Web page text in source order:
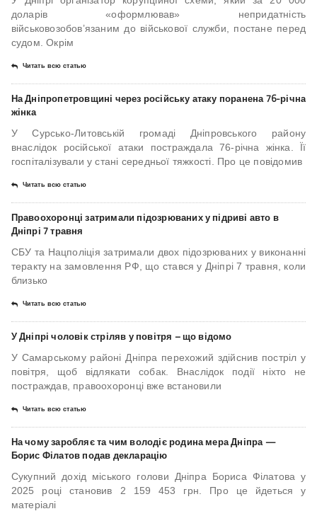
доларів «оформлював» непридатність
військовозобов’язаним до військової служби, постане перед
судом. Окрім
Читать всю статью
На Дніпропетровщині через російську атаку поранена 76-річна
жінка
У Сурсько-Литовській громаді Дніпровського району
внаслідок російської атаки постраждала 76-річна жінка. Її
госпіталізували у стані середньої тяжкості. Про це повідомив
Читать всю статью
Правоохоронці затримали підозрюваних у підриві авто в
Дніпрі 7 травня
СБУ та Нацполіція затримали двох підозрюваних у виконанні
теракту на замовлення РФ, що стався у Дніпрі 7 травня, коли
близько
Читать всю статью
У Дніпрі чоловік стріляв у повітря – що відомо
У Самарському районі Дніпра перехожий здійснив постріл у
повітря, щоб відлякати собак. Внаслідок події ніхто не
постраждав, правоохоронці вже встановили
Читать всю статью
На чому заробляє та чим володіє родина мера Дніпра —
Борис Філатов подав декларацію
Сукупний дохід міського голови Дніпра Бориса Філатова у
2025 році становив 2 159 453 грн. Про це йдеться у
матеріалі